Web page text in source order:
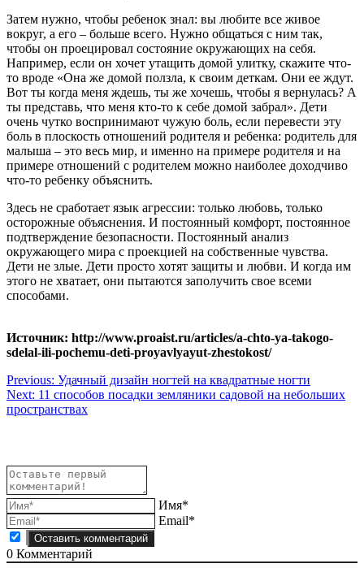
Затем нужно, чтобы ребенок знал: вы любите все живое
вокруг, а его – больше всего. Нужно общаться с ним так,
чтобы он проецировал состояние окружающих на себя.
Например, если он хочет утащить домой улитку, скажите что-
то вроде «Она же домой ползла, к своим деткам. Они ее ждут.
Вот ты когда меня ждешь, ты же хочешь, чтобы я вернулась? А
ты представь, что меня кто-то к себе домой забрал». Дети
очень чутко воспринимают чужую боль, если перевести эту
боль в плоскость отношений родителя и ребенка: родитель для
малыша – это весь мир, и именно на примере родителя и на
примере отношений с родителем можно наиболее доходчиво
что-то ребенку объяснить.
Здесь не сработает язык агрессии: только любовь, только
осторожные объяснения. И постоянный комфорт, постоянное
подтверждение безопасности. Постоянный анализ
окружающего мира с проекцией на собственные чувства.
Дети не злые. Дети просто хотят защиты и любви. И когда им
этого не хватает, они пытаются заполучить свое всеми
способами.
Источник: http://www.proaist.ru/articles/a-chto-ya-takogo-
sdelal-ili-pochemu-deti-proyavlyayut-zhestokost/
Навигация
по
Previous: Удачный дизайн ногтей на квадратные ногти
Next: 11 способов посадки земляники садовой на небольших
пространствах
Имя*
Email*
0 Комментарий